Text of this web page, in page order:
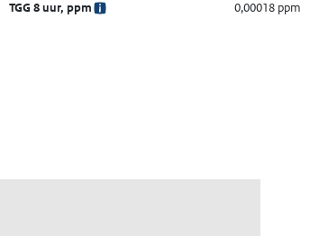
TGG 8 uur, ppm 0,00018 ppm